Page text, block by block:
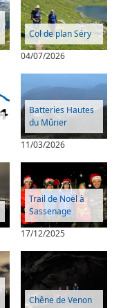
Col de plan Séry
04/07/2026
Batteries Hautes
du Mûrier
11/03/2026
Trail de Noël à
Sassenage
17/12/2025
Chêne de Venon